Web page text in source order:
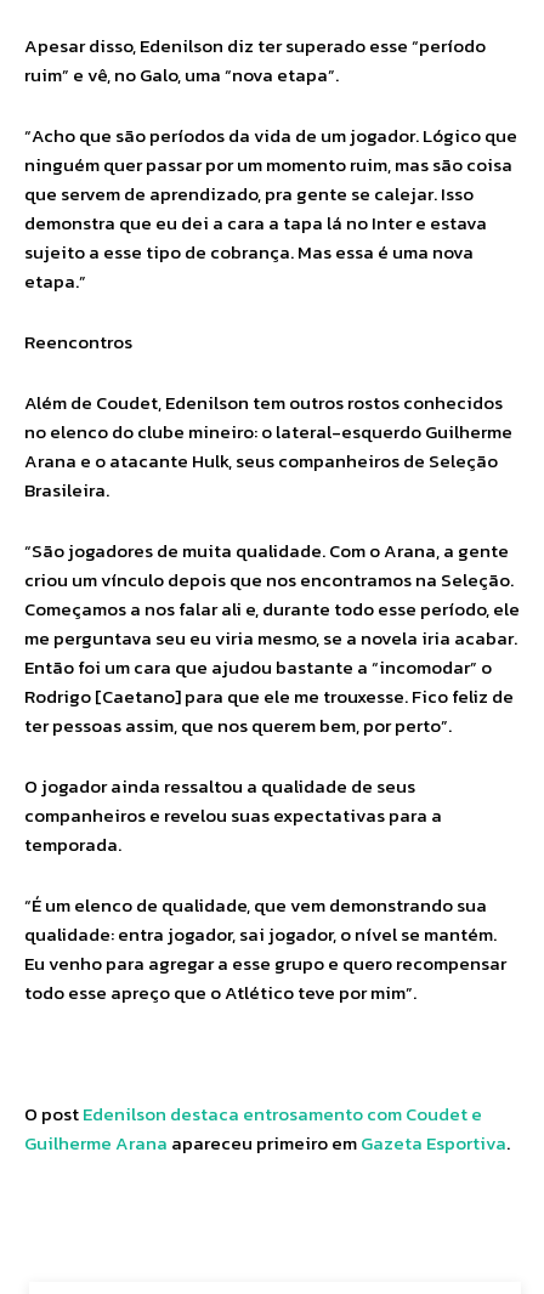
Apesar disso, Edenilson diz ter superado esse “período
ruim” e vê, no Galo, uma “nova etapa”.
“Acho que são períodos da vida de um jogador. Lógico que
ninguém quer passar por um momento ruim, mas são coisa
que servem de aprendizado, pra gente se calejar. Isso
demonstra que eu dei a cara a tapa lá no Inter e estava
sujeito a esse tipo de cobrança. Mas essa é uma nova
etapa.”
Reencontros
Além de Coudet, Edenilson tem outros rostos conhecidos
no elenco do clube mineiro: o lateral-esquerdo Guilherme
Arana e o atacante Hulk, seus companheiros de Seleção
Brasileira.
“São jogadores de muita qualidade. Com o Arana, a gente
criou um vínculo depois que nos encontramos na Seleção.
Começamos a nos falar ali e, durante todo esse período, ele
me perguntava seu eu viria mesmo, se a novela iria acabar.
Então foi um cara que ajudou bastante a “incomodar” o
Rodrigo [Caetano] para que ele me trouxesse. Fico feliz de
ter pessoas assim, que nos querem bem, por perto”.
O jogador ainda ressaltou a qualidade de seus
companheiros e revelou suas expectativas para a
temporada.
“É um elenco de qualidade, que vem demonstrando sua
qualidade: entra jogador, sai jogador, o nível se mantém.
Eu venho para agregar a esse grupo e quero recompensar
todo esse apreço que o Atlético teve por mim”.
O postEdenilson destaca entrosamento com Coudet e
Guilherme Arana apareceu primeiro emGazeta Esportiva.